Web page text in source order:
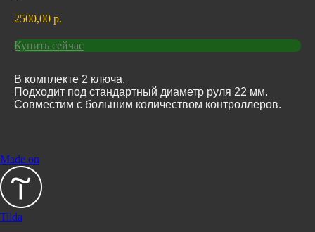
2500,00 р.
Купить сейчас
В комплекте 2 ключа.
Подходит под стандартный диаметр руля 22 мм.
Совместим с большим количеством контроллеров.
Made on
Tilda